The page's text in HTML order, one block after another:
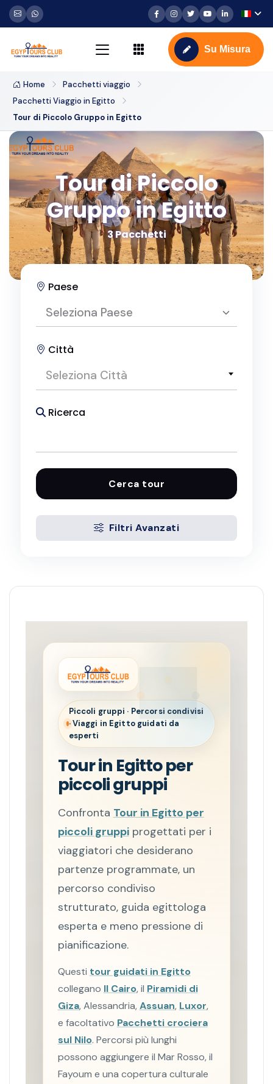
Su Misura
Home
Pacchetti viaggio
Pacchetti Viaggio in Egitto
Tour di Piccolo Gruppo in Egitto
Tour di Piccolo
Gruppo in Egitto
3 Pacchetti
Paese
Seleziona Paese
Pacchetti Viaggio in Egitto
Città
Seleziona Città
Ricerca
Cerca tour
Filtri Avanzati
Piccoli gruppi · Percorsi condivisi
· Viaggi in Egitto guidati da
esperti
Tour in Egitto per
piccoli gruppi
Confronta Tour in Egitto per
piccoli gruppiprogettati per i
viaggiatori che desiderano
partenze programmate, un
percorso condiviso
strutturato, guida egittologa
esperta e meno pressione di
pianificazione.
Questi tour guidati in Egitto
collegano Il Cairo, il Piramidi di
Giza, Alessandria,Assuan, Luxor,
e facoltativo Pacchetti crociera
sul Nilo. Percorsi più lunghi
possono aggiungere il Mar Rosso, il
Fayoum e una copertura culturale